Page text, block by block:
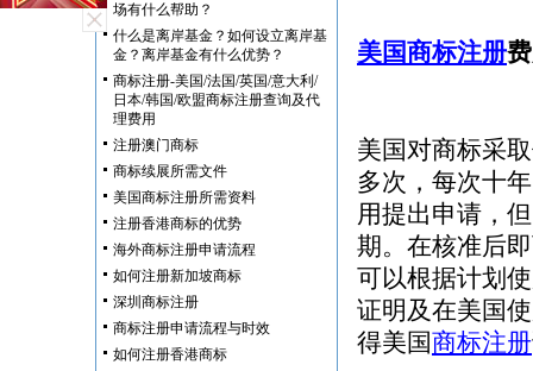
场有什么帮助？
什么是离岸基金？如何设立离岸基
金？离岸基金有什么优势？
商标注册-美国/法国/英国/意大利/
日本/韩国/欧盟商标注册查询及代
理费用
注册澳门商标
商标续展所需文件
美国商标注册所需资料
注册香港商标的优势
海外商标注册申请流程
如何注册新加坡商标
深圳商标注册
商标注册申请流程与时效
如何注册香港商标
美国商标注册
美国对商标采
多次，每次十
用提出申请，
期。在核准后
可以根据计划
证明及在美国
得美国商标注册